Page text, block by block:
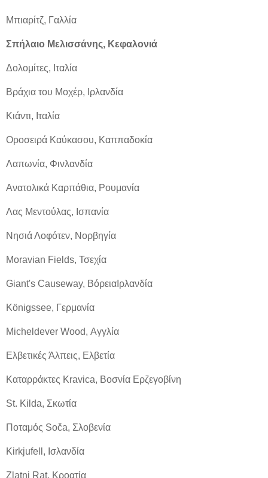
Μπιαρίτζ, Γαλλία
Σπήλαιο Μελισσάνης, Κεφαλονιά
Δολομίτες, Ιταλία
Βράχια του Μοχέρ, Ιρλανδία
Κιάντι, Ιταλία
Οροσειρά Καύκασου, Καππαδοκία
Λαπωνία, Φινλανδία
Ανατολικά Καρπάθια, Ρουμανία
Λας Μεντούλας, Ισπανία
Νησιά Λοφότεν, Νορβηγία
Moravian Fields, Τσεχία
Giant's Causeway, ΒόρειαΙρλανδία
Königssee, Γερμανία
Micheldever Wood, Αγγλία
Ελβετικές Άλπεις, Ελβετία
Καταρράκτες Kravica, Βοσνία Ερζεγοβίνη
St. Kilda, Σκωτία
Ποταμός Soča, Σλοβενία
Kirkjufell, Ισλανδία
Zlatni Rat, Κροατία